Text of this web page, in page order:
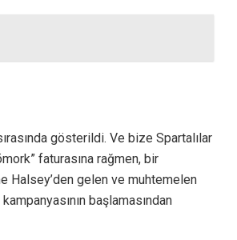
gösterildi. Ve bize Spartalılar
faturasına rağmen, bir
Halsey’den gelen ve muhtemelen
başlamasından